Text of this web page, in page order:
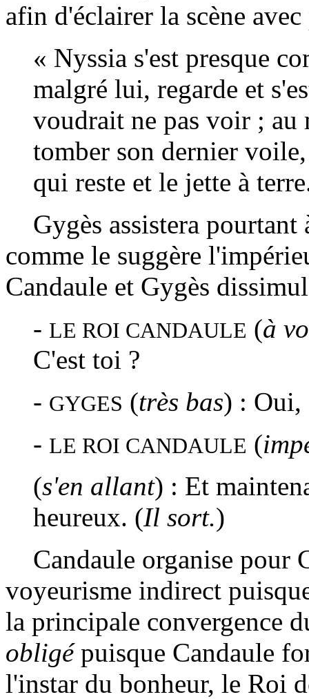
afin d'éclairer la scène
« Nyssia s'est presque
malgré lui, regarde et
voudrait ne pas voir ; au
tomber son dernier
qui reste et le jette à
Gygès assistera pourtant
comme le suggère
Candaule et Gygès
- LE ROI CANDAULE (à
C'est toi ?
- GYGES (très bas) : Oui,
- LE ROI CANDAULE (
(s'en allant) : Et
heureux. (Il sort.)
Candaule organise pour
voyeurisme indirect
la principale convergence
obligépuisque Candaule
l'instar du bonheur, le Roi